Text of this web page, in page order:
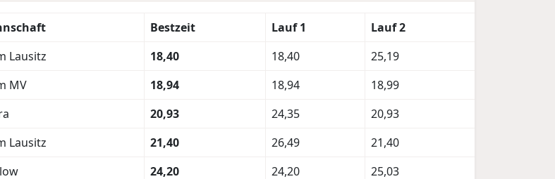
Bestzeit Lauf 1
Lauf 2
Lausitz 18,40 18,40
25,19
MV 18,94 18,94
18,99
20,93 24,35
20,93
Lausitz 21,40 26,49
21,40
24,20 24,20 25,03